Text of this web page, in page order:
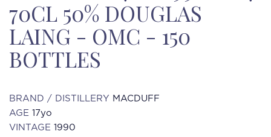
70CL 50% DOUGLAS
LAING - OMC - 150
BOTTLES
BRAND / DISTILLERY MACDUFF
AGE 17yo
VINTAGE 1990